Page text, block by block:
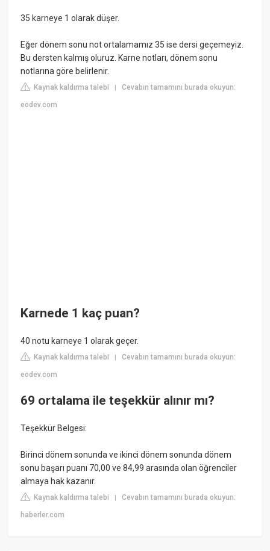
35 karneye 1 olarak düşer.
Eğer dönem sonu not ortalamamız 35 ise dersi geçemeyiz.
Bu dersten kalmış oluruz. Karne notları, dönem sonu
notlarına göre belirlenir.
Kaynak kaldırma talebi |Cevabın tamamını burada okuyun:
eodev.com
Karnede 1 kaç puan?
40 notu karneye 1 olarak geçer.
Kaynak kaldırma talebi |Cevabın tamamını burada okuyun:
eodev.com
69 ortalama ile teşekkür alınır mı?
Teşekkür Belgesi:
Birinci dönem sonunda ve ikinci dönem sonunda dönem
sonu başarı puanı 70,00 ve 84,99 arasında olan öğrenciler
almaya hak kazanır.
Kaynak kaldırma talebi |Cevabın tamamını burada okuyun:
haberler.com